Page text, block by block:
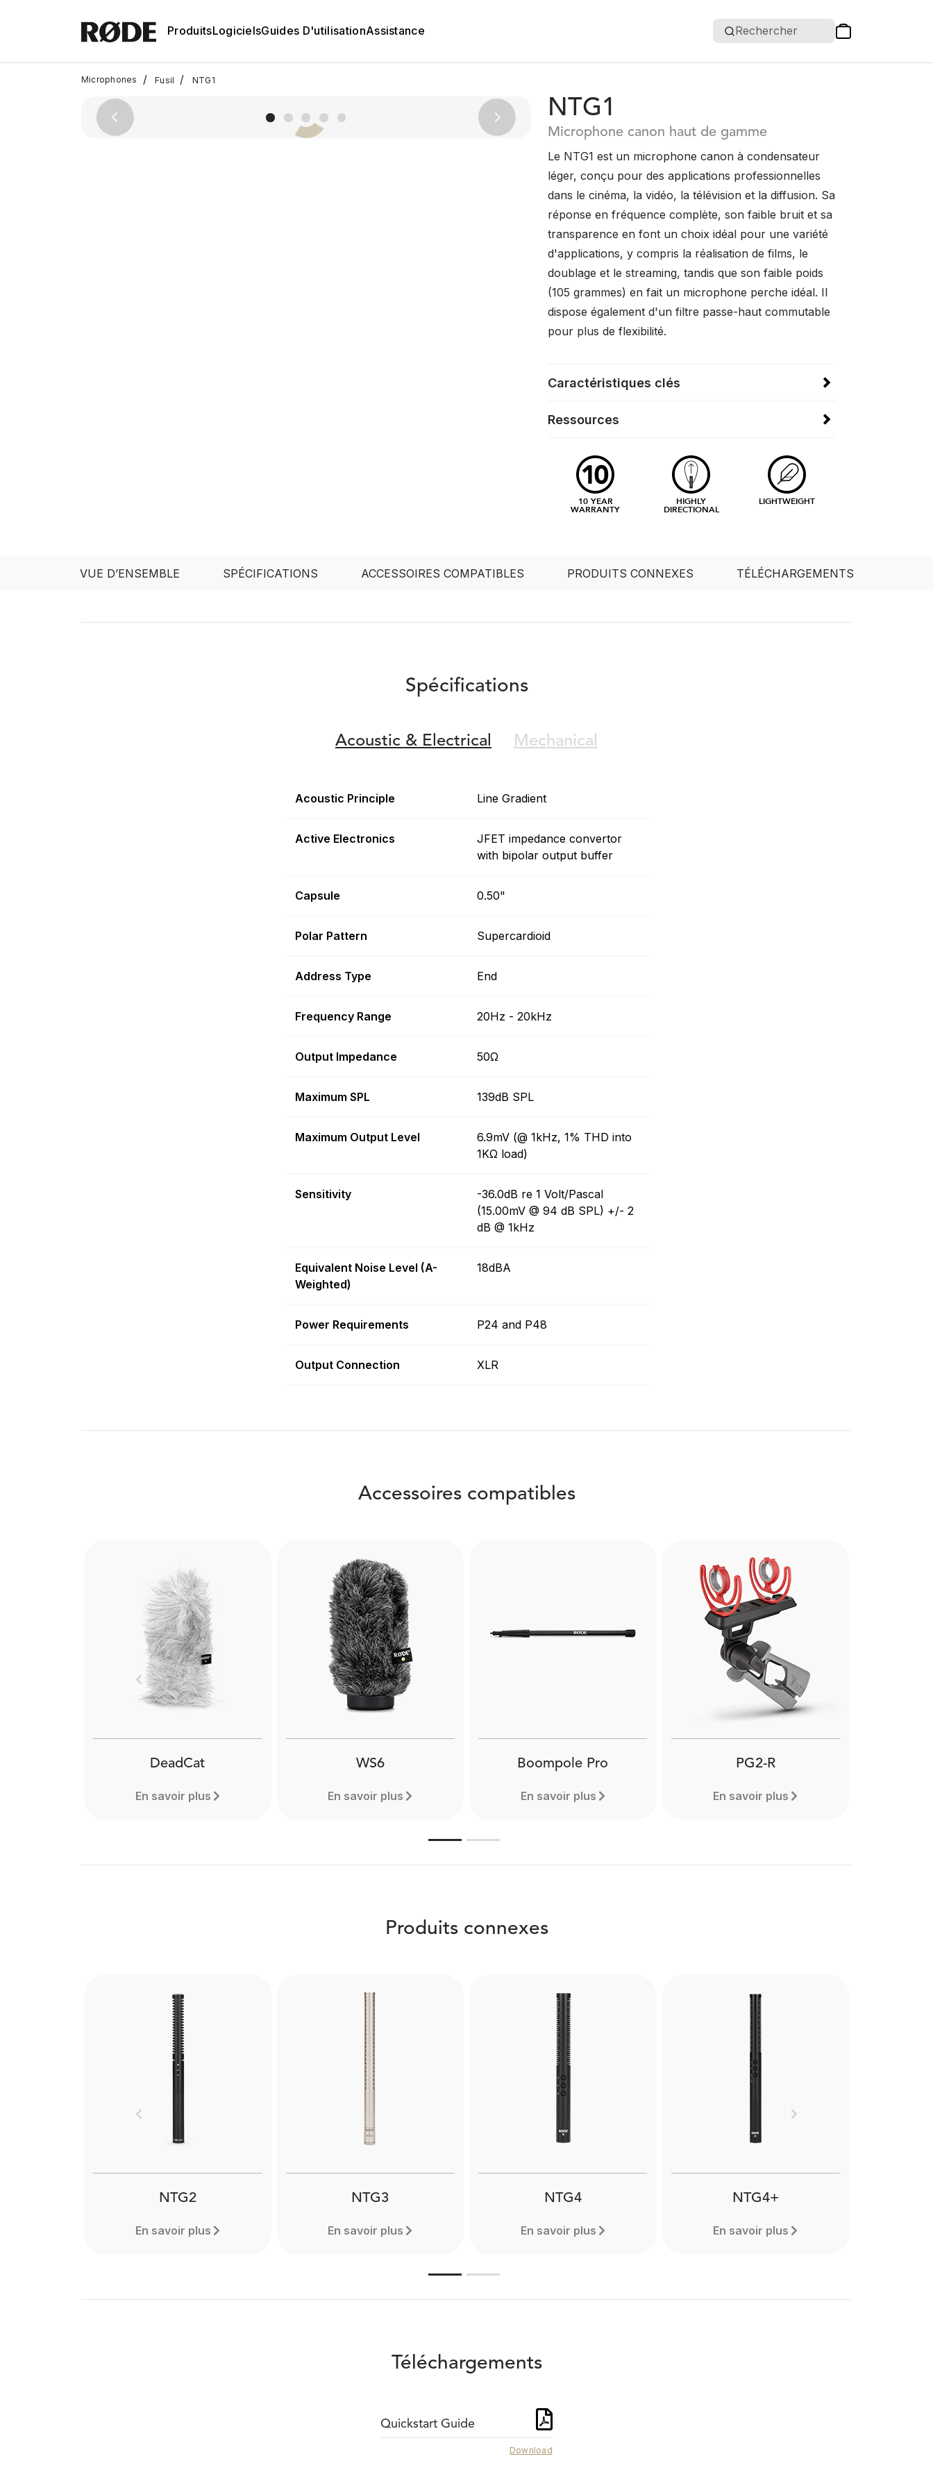
ProduitsLogicielsGuides D'utilisationAssistance Rechercher
Microphones / Fusil / NTG1
Previous Next
NTG1
Microphone canon haut de gamme
Le NTG1 est un microphone canon à condensateur
léger, conçu pour des applications professionnelles
dans le cinéma, la vidéo, la télévision et la diffusion. Sa
réponse en fréquence complète, son faible bruit et sa
transparence en font un choix idéal pour une variété
d'applications, y compris la réalisation de films, le
doublage et le streaming, tandis que son faible poids
(105 grammes) en fait un microphone perche idéal. Il
dispose également d'un filtre passe-haut commutable
pour plus de flexibilité.
Caractéristiques clés
Ressources
10 YEAR
WARRANTY
HIGHLY
DIRECTIONAL
LIGHTWEIGHT
VUE D’ENSEMBLE SPÉCIFICATIONS ACCESSOIRES COMPATIBLES PRODUITS CONNEXES TÉLÉCHARGEMENTS
Spécifications
Acoustic & Electrical Mechanical
Acoustic Principle Line Gradient
Active Electronics
JFET impedance convertor
with bipolar output buffer
Capsule 0.50"
Polar Pattern Supercardioid
Address Type End
Frequency Range 20Hz - 20kHz
Output Impedance 50Ω
Maximum SPL 139dB SPL
Maximum Output Level
6.9mV (@ 1kHz, 1% THD into
1KΩ load)
Sensitivity
-36.0dB re 1 Volt/Pascal
(15.00mV @ 94 dB SPL) +/- 2
dB @ 1kHz
Equivalent Noise Level (A-
Weighted)
18dBA
Power Requirements P24 and P48
Output Connection XLR
Accessoires compatibles
DeadCat
En savoir plus
DeadCat
the RØDE VideoMic. Find out
more here.
WS6
En savoir plus
WS6
The RØDE WS6 is a deluxe
windshield for shotgun
recording in adverse
Boompole Pro
En savoir plus
Boompole Pro
Made from carbon fibre, the
Boompole Pro is extremely
lightweight and compact and
Designed for use with
professional shotgun mics.
PG2-R
En savoir plus
PG2-R
The PG2-R is a Pistol Grip
Shock Mount designed to
recording with shotgun
microphones in hand held or
boompole mounted
Previous Next
Produits connexes
NTG2
En savoir plus
NTG3
En savoir plus
NTG4
En savoir plus
NTG4+
En savoir plus
Previous Next
Téléchargements
Quickstart Guide
Download